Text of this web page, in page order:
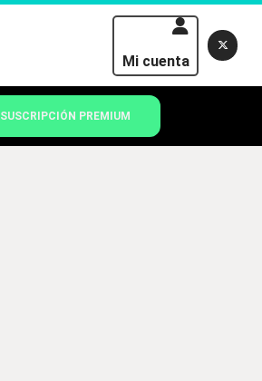
Mi cuenta
SUSCRIPCIÓN PREMIUM